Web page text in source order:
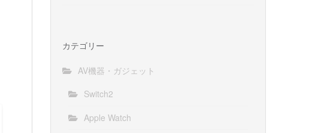
カテゴリー
AV機器・ガジェット
Switch2
Apple Watch